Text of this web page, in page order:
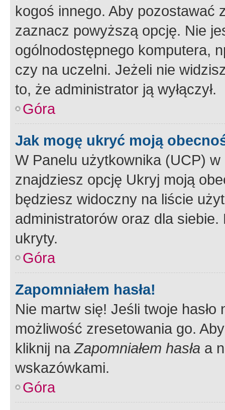
kogoś innego. Aby pozostawać
zaznacz powyższą opcję. Nie
ogólnodostępnego komputera,
czy na uczelni. Jeżeli nie
to, że administrator ją wyłączył.
Góra
Jak mogę ukryć moją
W Panelu użytkownika (UCP) w
znajdziesz opcję Ukryj moją
będziesz widoczny na liście
administratorów oraz dla
ukryty.
Góra
Zapomniałem hasła!
Nie martw się! Jeśli twoje
możliwość zresetowania go.
kliknij naZapomniałem hasła a
wskazówkami.
Góra